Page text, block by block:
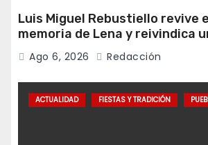
Luis Miguel Rebustiello revive
memoria de Lena y reivindica
más ambición de futuro
Ago 6, 2026 Redacción
ACTUALIDAD FIESTAS Y TRADICIÓN